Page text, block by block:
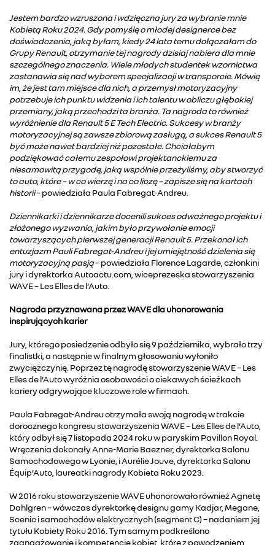
Jestem bardzo wzruszona i wdzięczna jury za wybranie mnie
Kobietą Roku 2024. Gdy pomyślę o młodej designerce bez
doświadczenia, jaką byłam, kiedy 24 lata temu dołączałam do
Grupy Renault, otrzymanie tej nagrody dzisiaj nabiera dla mnie
szczególnego znaczenia. Wiele młodych studentek wzornictwa
zastanawia się nad wyborem specjalizacji w transporcie. Mówię
im, że jest tam miejsce dla nich, a przemysł motoryzacyjny
potrzebuje ich punktu widzenia i ich talentu w obliczu głębokiej
przemiany, jaką przechodzi ta branża. Ta nagroda to również
wyróżnienie dla Renault 5 E Tech Electric. Sukcesy w branży
motoryzacyjnej są zawsze zbiorową zasługą, a sukces Renault 5
być może nawet bardziej niż pozostałe. Chciałabym
podziękować całemu zespołowi projektanckiemu za
niesamowitą przygodę, jaką wspólnie przeżyliśmy, aby stworzyć
to auto, które – w co wierzę i na co liczę – zapisze się na kartach
historii– powiedziała Paula Fabregat-Andreu.
Dziennikarki i dziennikarze docenili sukces odważnego projektu i
złożonego wyzwania, jakim było przywołanie emocji
towarzyszących pierwszej generacji Renault 5. Przekonał ich
entuzjazm Pauli Fabregat-Andreu i jej umiejętność dzielenia się
motoryzacyjną pasją– powiedziała Florence Lagarde, członkini
jury i dyrektorka Autoactu.com, wiceprezeska stowarzyszenia
WAVE – Les Elles de l’Auto.
Nagroda przyznawana przez WAVE dla uhonorowania
inspirujących karier
Jury, którego posiedzenie odbyło się 9 października, wybrało trzy
finalistki, a następnie w finalnym głosowaniu wyłoniło
zwyciężczynię. Poprzez tę nagrodę stowarzyszenie WAVE – Les
Elles de l’Auto wyróżnia osobowości o ciekawych ścieżkach
kariery odgrywające kluczowe role w firmach.
Paula Fabregat-Andreu otrzymała swoją nagrodę w trakcie
dorocznego kongresu stowarzyszenia WAVE – Les Elles de l’Auto,
który odbył się 7 listopada 2024 roku w paryskim Pavillon Royal.
Wręczenia dokonały Anne-Marie Baezner, dyrektorka Salonu
Samochodowego w Lyonie, i Aurélie Jouve, dyrektorka Salonu
Équip’Auto, laureatki nagrody Kobieta Roku 2023.
W 2016 roku stowarzyszenie WAVE uhonorowało również Agnetę
Dahlgren – wówczas dyrektorkę designu gamy Kadjar, Megane,
Scenic i samochodów elektrycznych (segment C) – nadaniem jej
tytułu Kobiety Roku 2016. Tym samym podkreślono
zaangażowanie i kompetencje kobiet, które z powodzeniem